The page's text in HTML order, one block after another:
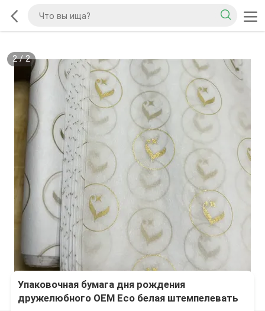
2/2
Упаковочная бумага дня рождения
дружелюбного OEM Eco белая штемпелевать